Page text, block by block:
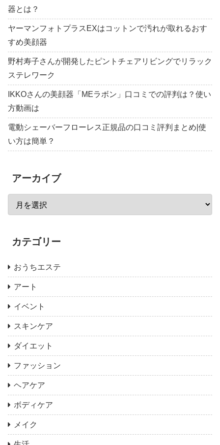
器とは？
ヤーマンフォトプラスEXはコットンで汚れが取れるおす
すめ美顔器
野村寿子さんが開発したピントチェアリビングでリラック
ステレワーク
IKKOさんの美顔器「MEラボン」口コミでの評判は？使い
方動画は
電動シェーバーフローレス正規品の口コミ評判まとめ|使
い方は簡単？
アーカイブ
カテゴリー
おうちエステ
アート
イベント
スキンケア
ダイエット
ファッション
ヘアケア
ボディケア
メイク